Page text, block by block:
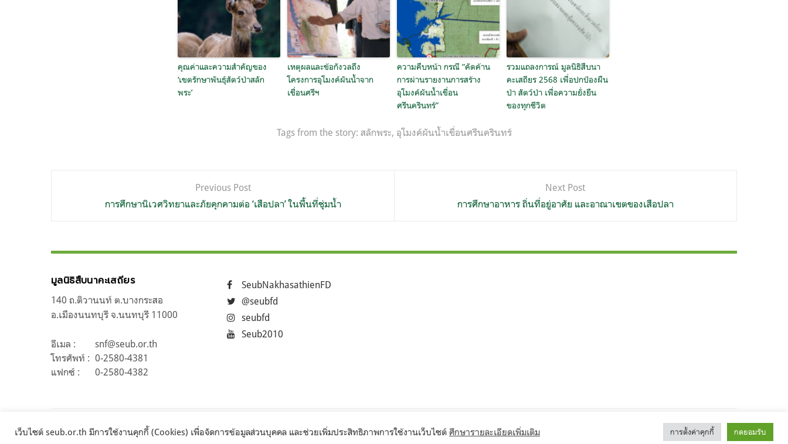
คุณค่าและความสำคัญของ
‘เขตรักษาพันธุ์สัตว์ป่าสลัก
พระ’
เหตุผลและข้อกังวลถึง
โครงการอุโมงค์ผันน้ำจาก
เขื่อนศรีฯ
ความคืบหน้า กรณี “คัดค้าน
การผ่านรายงานการสร้าง
อุโมงค์ผันน้ำเขื่อน
ศรีนครินทร์”
รวมแถลงการณ์ มูลนิธิสืบนา
คะเสถียร 2568 เพื่อปกป้องผืน
ป่า สัตว์ป่า เพื่อความยั่งยืน
ของทุกชีวิต
Tags from the story: สลักพระ, อุโมงค์ผันน้ำเขื่อนศรีนครินทร์
Previous Post
การศึกษานิเวศวิทยาและภัยคุกคามต่อ ‘เสือปลา’ ในพื้นที่ชุ่มน้ำ
Next Post
การศึกษาอาหาร ถิ่นที่อยู่อาศัย และอาณาเขตของเสือปลา
มูลนิธิสืบนาคะเสถียร
140 ถ.ติวานนท์ ต.บางกระสอ
อ.เมืองนนทบุรี จ.นนทบุรี 11000
อีเมล :
snf@seub.or.th
โทรศัพท์ : 0-2580-4381
แฟกซ์ :
0-2580-4382
SeubNakhasathienFD
@seubfd
seubfd
Seub2010
©2017 Seub.or.th
เว็บไซต์ seub.or.th มีการใช้งานคุกกี้ (Cookies) เพื่อจัดการข้อมูลส่วนบุคคล และช่วยเพิ่มประสิทธิภาพการใช้งานเว็บไซต์ ศึกษารายละเอียดเพิ่มเติม การตั้งค่าคุกกี้ กดยอมรับ